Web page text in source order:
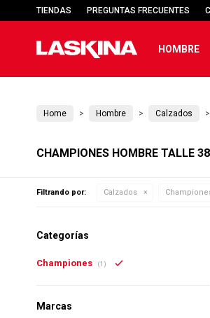
HOMBRE
TIENDAS PREGUNTAS FRECUENTES
Home Hombre Calzados
CHAMPIONES HOMBRE TALLE
Filtrando por: Calzados
Categorías
Championes (1)
Marcas